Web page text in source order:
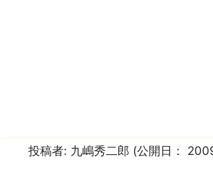
投稿者: 九嶋秀二郎 (公開日：